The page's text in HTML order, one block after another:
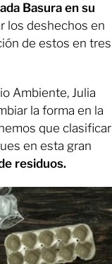
Basura en su
los deshechos en
de estos en tres
Ambiente, Julia
la forma en la
que clasificar
en esta gran
residuos.